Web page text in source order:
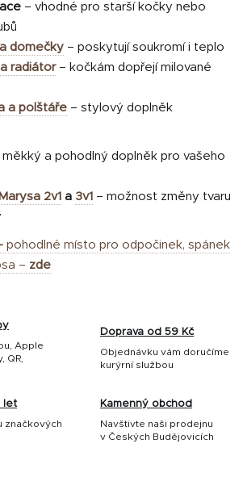
– vhodné pro starší kočky nebo
domečky – poskytují soukromí i teplo
radiátor – kočkám dopřejí milované
a polštáře – stylový doplněk
měkký a pohodlný doplněk pro vašeho
2v1 a 3v1 – možnost změny tvaru
pohodlné místo pro odpočinek, spánek
– zde
Apple
QR,
Doprava od 59 Kč
Objednávku vám doručíme
kurýrní službou
let
značkových
Kamenný obchod
Navštivte naši prodejnu
v Českých Budějovicích